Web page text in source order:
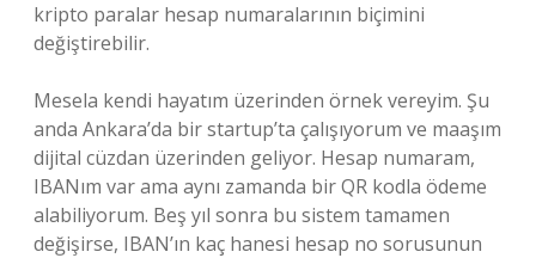
kripto paralar hesap numaralarının biçimini
değiştirebilir.
Mesela kendi hayatım üzerinden örnek vereyim. Şu
anda Ankara’da bir startup’ta çalışıyorum ve maaşım
dijital cüzdan üzerinden geliyor. Hesap numaram,
IBANım var ama aynı zamanda bir QR kodla ödeme
alabiliyorum. Beş yıl sonra bu sistem tamamen
değişirse, IBAN’ın kaç hanesi hesap no sorusunun